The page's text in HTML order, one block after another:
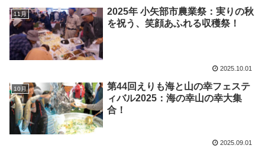
11月
2025年 小矢部市農業祭：実りの秋
を祝う、笑顔あふれる収穫祭！
2025.10.01
10月
第44回えりも海と山の幸フェステ
ィバル2025：海の幸山の幸大集
合！
2025.09.01